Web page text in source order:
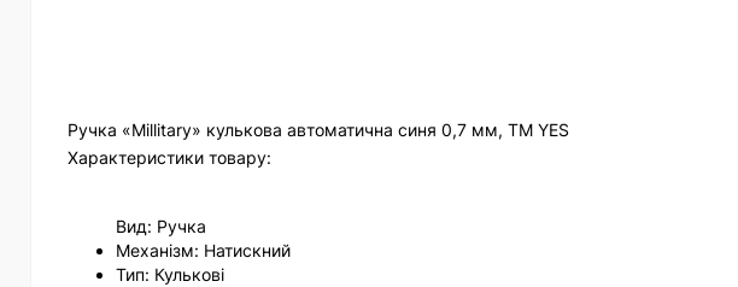
Ручка «Millitary» кулькова автоматична синя 0,7 мм, ТМ YES
Характеристики товару:
Вид: Ручка
Механізм: Натискний
Тип: Кулькові